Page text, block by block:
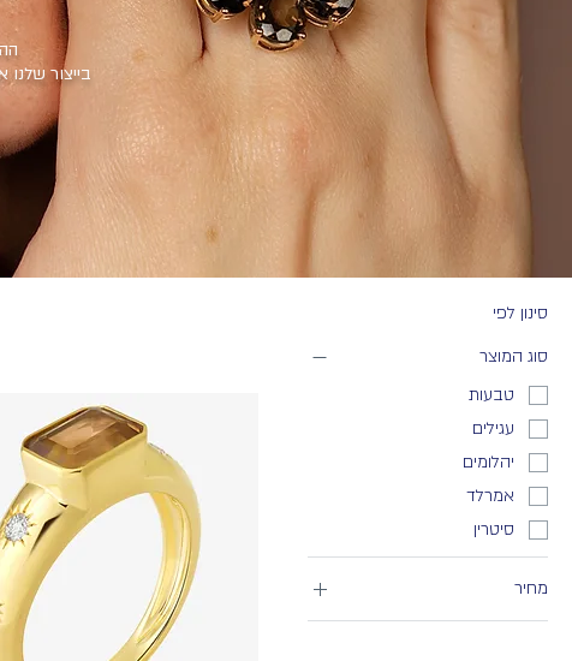
בייצור
סינון לפי
סוג המוצר
טבעות
עגילים
יהלומים
אמרלד
סיטרין
מחיר